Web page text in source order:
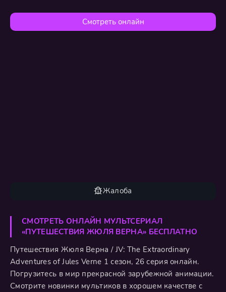
Смотреть онлайн
Жалоба
СМОТРЕТЬ ОНЛАЙН МУЛЬТСЕРИАЛ
«ПУТЕШЕСТВИЯ ЖЮЛЯ ВЕРНА» БЕСПЛАТНО
Путешествия Жюля Верна / JV: The Extraordinary
Adventures of Jules Verne 1 сезон, 26 серия онлайн.
Погрузитесь в мир прекрасной зарубежной анимации.
Смотрите новинки мультиков в хорошем качестве с